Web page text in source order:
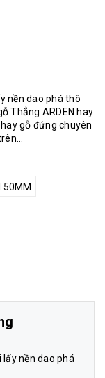
nền dao phá thô
Thẳng ARDEN hay
gỗ đứng chuyên
50MM
lấy nền dao phá